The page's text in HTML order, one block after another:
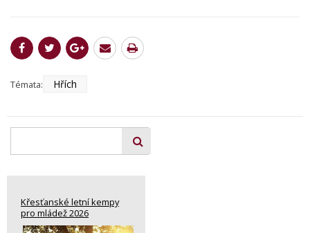
Témata: Hřích
Křesťanské letní kempy
pro mládež 2026